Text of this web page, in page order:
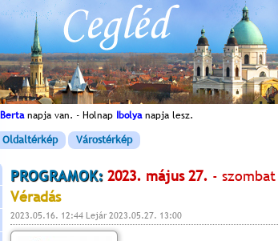
Bertanapja van. - Holnap Ibolyanapja lesz.
Oldaltérkép Várostérkép
PROGRAMOK: 2023. május 27. - szombat
Véradás
2023.05.16. 12:44 Lejár 2023.05.27. 13:00